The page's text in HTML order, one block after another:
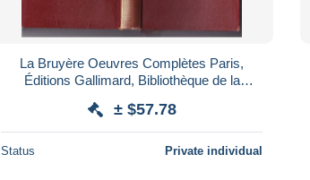
La Bruyère Oeuvres Complètes Paris,
Éditions Gallimard, Bibliothèque de la
± $57.78
Status Private individual